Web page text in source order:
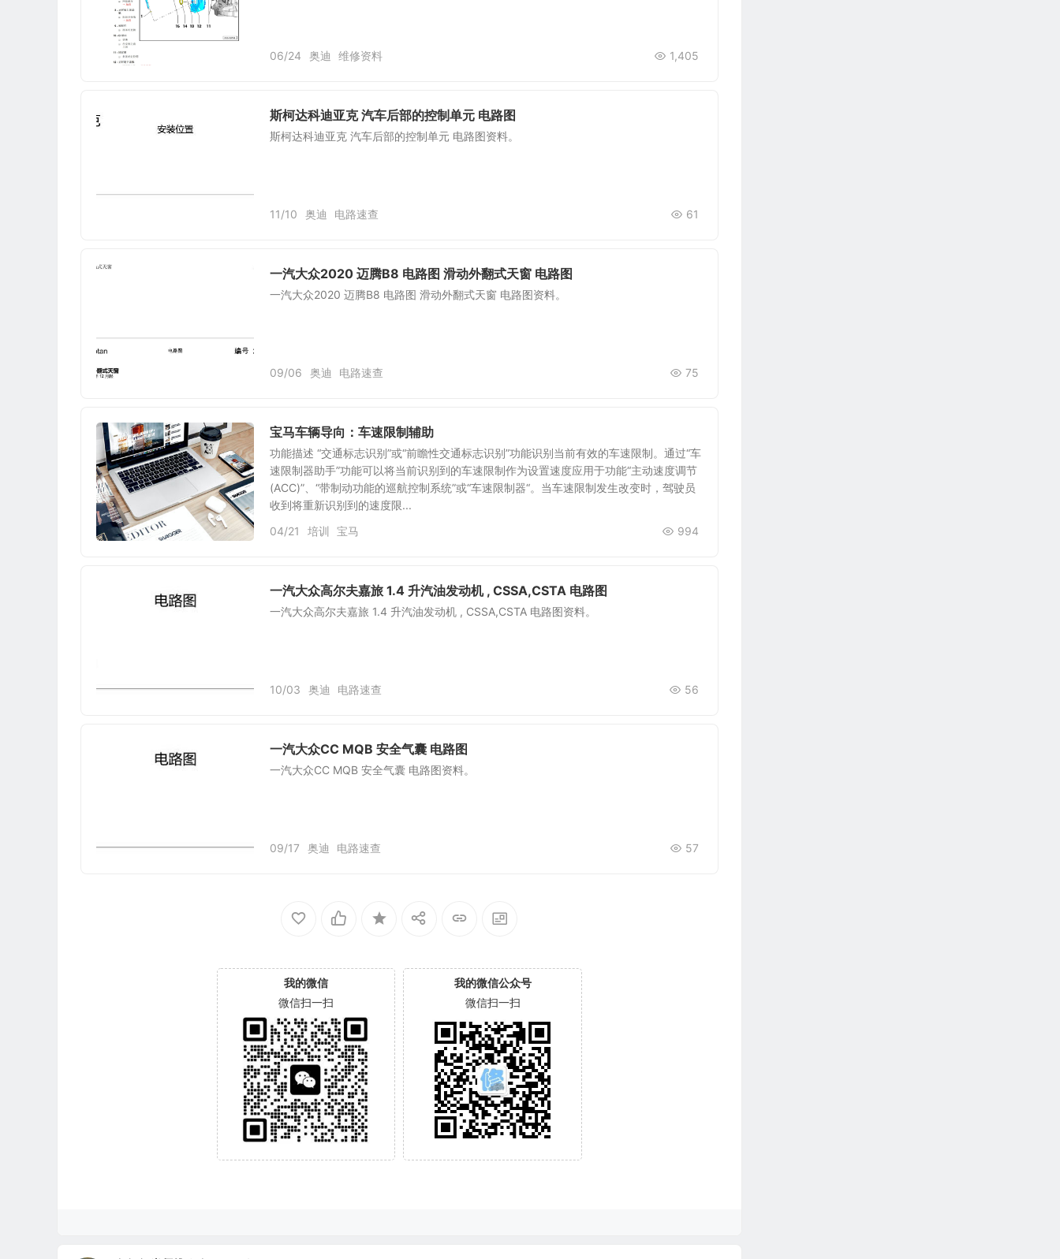
06/24 1,405
奥迪 维修资料
斯柯达科迪亚克 汽车后部的控制单元 电路图
斯柯达科迪亚克 汽车后部的控制单元 电路图资料。
11/10 61
奥迪 电路速查
一汽大众2020 迈腾B8 电路图 滑动外翻式天窗 电路图
一汽大众2020 迈腾B8 电路图 滑动外翻式天窗 电路图资料。
09/06 75
奥迪 电路速查
宝马车辆导向：车速限制辅助
功能描述 “交通标志识别”或“前瞻性交通标志识别”功能识别当前有效的车速限制。通过“车
速限制器助手”功能可以将当前识别到的车速限制作为设置速度应用于功能“主动速度调节
(ACC)”、“带制动功能的巡航控制系统”或“车速限制器“。当车速限制发生改变时，驾驶员
收到将重新识别到的速度限...
04/21
994
培训 宝马
一汽大众高尔夫嘉旅 1.4 升汽油发动机 , CSSA,CSTA 电路图
一汽大众高尔夫嘉旅 1.4 升汽油发动机 , CSSA,CSTA 电路图资料。
10/03 56
奥迪 电路速查
一汽大众CC MQB 安全气囊 电路图
一汽大众CC MQB 安全气囊 电路图资料。
09/17 57
奥迪 电路速查
我的微信
微信扫一扫
我的微信公众号
微信扫一扫